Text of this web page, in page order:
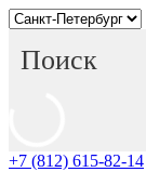
+7 (812) 615-82-14